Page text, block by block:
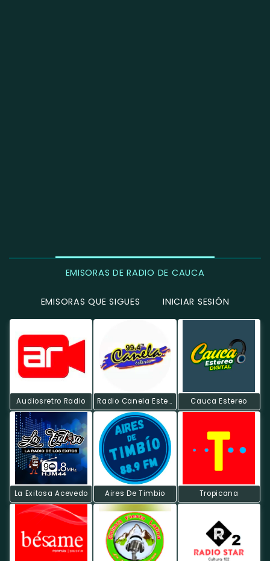
EMISORAS DE RADIO DE CAUCA
EMISORAS QUE SIGUES INICIAR SESIÓN
Audiosretro Radio Radio Canela Estereo Cauca Estereo
La Exitosa Acevedo Aires De Timbio Tropicana